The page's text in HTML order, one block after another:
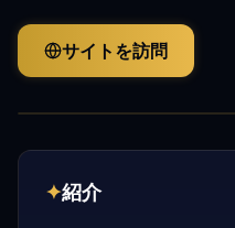
サイトを訪問
✦紹介